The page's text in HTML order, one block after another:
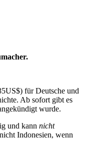
für Deutsche und
Ab sofort gibt es
wurde.
und kann nicht
Indonesien, wenn